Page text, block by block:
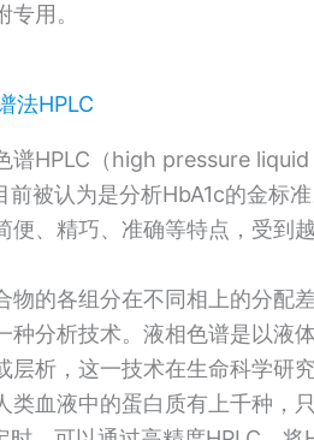
用。
法HPLC
谱HPLC（high pressure
前被认为是分析HbA1c的金标
便、精巧、准确等特点，受到
物的各组分在不同相上的分配
种分析技术。液相色谱是以液
层析，这一技术在生命科学研
类血液中的蛋白质有上千种，